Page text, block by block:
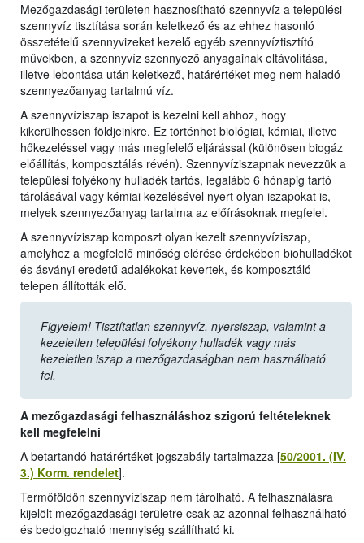
Mezőgazdasági területen hasznosítható szennyvíz a települési
szennyvíz tisztítása során keletkező és az ehhez hasonló
összetételű szennyvizeket kezelő egyéb szennyvíztisztító
művekben, a szennyvíz szennyező anyagainak eltávolítása,
illetve lebontása után keletkező, határértéket meg nem haladó
szennyezőanyag tartalmú víz.
A szennyvíziszap iszapot is kezelni kell ahhoz, hogy
kikerülhessen földjeinkre. Ez történhet biológiai, kémiai, illetve
hőkezeléssel vagy más megfelelő eljárással (különösen biogáz
előállítás, komposztálás révén). Szennyvíziszapnak nevezzük a
települési folyékony hulladék tartós, legalább 6 hónapig tartó
tárolásával vagy kémiai kezelésével nyert olyan iszapokat is,
melyek szennyezőanyag tartalma az előírásoknak megfelel.
A szennyvíziszap komposzt olyan kezelt szennyvíziszap,
amelyhez a megfelelő minőség elérése érdekében biohulladékot
és ásványi eredetű adalékokat kevertek, és komposztáló
telepen állították elő.
Figyelem! Tisztítatlan szennyvíz, nyersiszap, valamint a
kezeletlen települési folyékony hulladék vagy más
kezeletlen iszap a mezőgazdaságban nem használható
fel.
A mezőgazdasági felhasználáshoz szigorú feltételeknek
kell megfelelni
A betartandó határértéket jogszabály tartalmazza [50/2001. (IV.
3.) Korm. rendelet].
Termőföldön szennyvíziszap nem tárolható. A felhasználásra
kijelölt mezőgazdasági területre csak az azonnal felhasználható
és bedolgozható mennyiség szállítható ki.